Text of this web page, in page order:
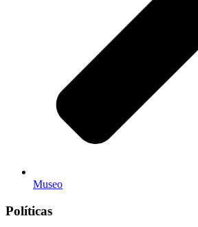
Museo
Políticas